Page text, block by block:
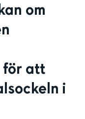
om
för att
i